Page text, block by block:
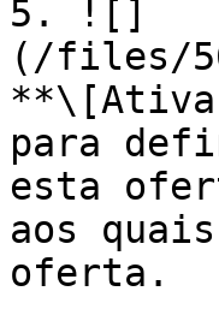
5. ![]
(/files/
para
esta
aos
oferta.